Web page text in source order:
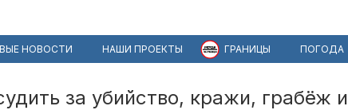
НОВОСТИ НАШИ ПРОЕКТЫ ГРАНИЦЫ ПОГОДА
за убийство, кражи, грабёж и